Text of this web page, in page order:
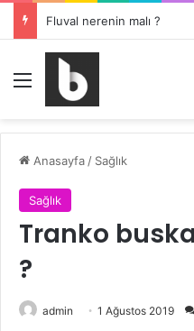
Fluval nerenin malı ?
Menü
Anasayfa / Sağlık
Sağlık
Tranko
?
admin 1 Ağustos 2019